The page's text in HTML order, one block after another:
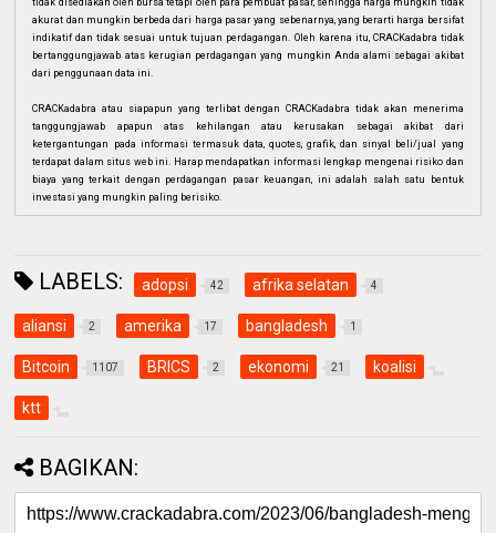
tidak disediakan oleh bursa tetapi oleh para pembuat pasar, sehingga harga mungkin tidak
akurat dan mungkin berbeda dari harga pasar yang sebenarnya, yang berarti harga bersifat
indikatif dan tidak sesuai untuk tujuan perdagangan. Oleh karena itu, CRACKadabra tidak
bertanggungjawab atas kerugian perdagangan yang mungkin Anda alami sebagai akibat
dari penggunaan data ini.
CRACKadabra atau siapapun yang terlibat dengan CRACKadabra tidak akan menerima
tanggungjawab apapun atas kehilangan atau kerusakan sebagai akibat dari
ketergantungan pada informasi termasuk data, quotes, grafik, dan sinyal beli/jual yang
terdapat dalam situs web ini. Harap mendapatkan informasi lengkap mengenai risiko dan
biaya yang terkait dengan perdagangan pasar keuangan, ini adalah salah satu bentuk
investasi yang mungkin paling berisiko.
LABELS: adopsi 42 afrika selatan 4
aliansi 2 amerika 17 bangladesh 1
Bitcoin 1107 BRICS 2 ekonomi 21 koalisi
ktt
BAGIKAN: